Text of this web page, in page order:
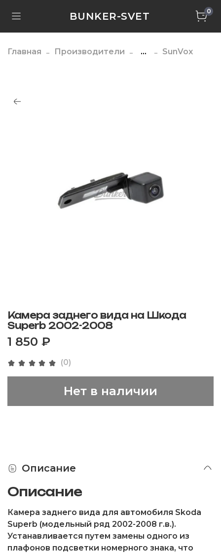
BUNKER-SVET 0
Главная Производители ... SunVox
(0)
Камера заднего вида на Шкода
Superb 2002-2008
1 850 ₽
Нет в наличии
Описание
Описание
Камера заднего вида для автомобиля Skoda
Superb (модельный ряд 2002-2008 г.в.).
Устанавливается путем замены одного из
плафонов подсветки номерного знака, что